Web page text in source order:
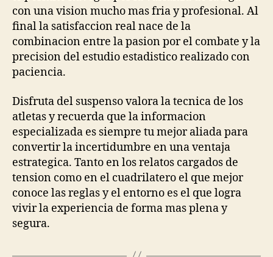
con una vision mucho mas fria y profesional. Al
final la satisfaccion real nace de la
combinacion entre la pasion por el combate y la
precision del estudio estadistico realizado con
paciencia.
Disfruta del suspenso valora la tecnica de los
atletas y recuerda que la informacion
especializada es siempre tu mejor aliada para
convertir la incertidumbre en una ventaja
estrategica. Tanto en los relatos cargados de
tension como en el cuadrilatero el que mejor
conoce las reglas y el entorno es el que logra
vivir la experiencia de forma mas plena y
segura.